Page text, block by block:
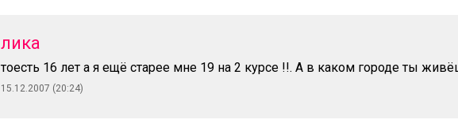
лика
тоесть 16 лет а я ещё старее мне 19 на 2 курсе !!. А в каком городе ты
15.12.2007 (20:24)